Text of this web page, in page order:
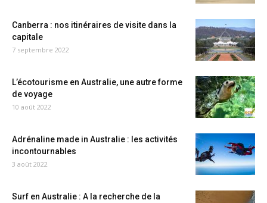
Canberra : nos itinéraires de visite dans la
capitale
7 septembre 2022
L’écotourisme en Australie, une autre forme
de voyage
10 août 2022
Adrénaline made in Australie : les activités
incontournables
3 août 2022
Surf en Australie : A la recherche de la